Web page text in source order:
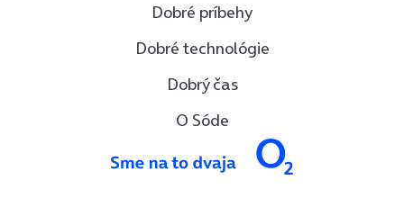
Dobré príbehy
Dobré technológie
Dobrý čas
O Sóde